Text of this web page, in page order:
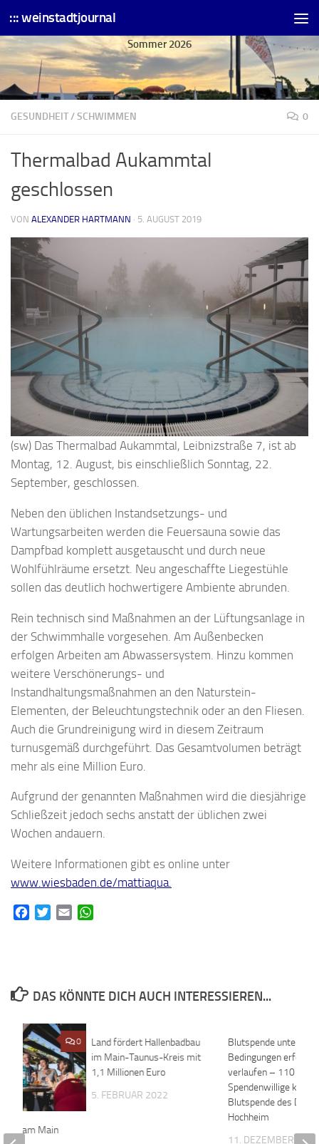
Skip to content
::: weinstadtjournal
Sommer 2026
GESUNDHEIT/SCHWIMMEN 0
Thermalbad Aukammtal
geschlossen
VON ALEXANDER HARTMANN · 5. AUGUST 2019
(sw) Das Thermalbad Aukammtal, Leibnizstraße 7, ist ab
Montag, 12. August, bis einschließlich Sonntag, 22.
September, geschlossen.
Neben den üblichen Instandsetzungs- und
Wartungsarbeiten werden die Feuersauna sowie das
Dampfbad komplett ausgetauscht und durch neue
Wohlfühlräume ersetzt. Neu angeschaffte Liegestühle
sollen das deutlich hochwertigere Ambiente abrunden.
Rein technisch sind Maßnahmen an der Lüftungsanlage in
der Schwimmhalle vorgesehen. Am Außenbecken
erfolgen Arbeiten am Abwassersystem. Hinzu kommen
weitere Verschönerungs- und
Instandhaltungsmaßnahmen an den Naturstein-
Elementen, der Beleuchtungstechnik oder an den Fliesen.
Auch die Grundreinigung wird in diesem Zeitraum
turnusgemäß durchgeführt. Das Gesamtvolumen beträgt
mehr als eine Million Euro.
Aufgrund der genannten Maßnahmen wird die diesjährige
Schließzeit jedoch sechs anstatt der üblichen zwei
Wochen andauern.
Weitere Informationen gibt es online unter
www.wiesbaden.de/mattiaqua.
FacebookTwitterEmail
DAS KÖNNTE DICH AUCH INTERESSIEREN...
Land fördert Hallenbadbau
im Main-Taunus-Kreis mit
1,1 Millionen Euro
5. FEBRUAR 2022
Blutspende unter 3-
Bedingungen
verlaufen – 110
Spendenwillige
Blutspende des DRK
Hochheim
11. DEZEMBER 2021
0
am Main